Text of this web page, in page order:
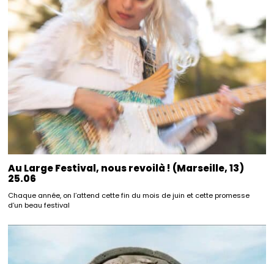
Au Large Festival, nous revoilà ! (Marseille, 13)
25.06
Chaque année, on l’attend cette fin du mois de juin et cette promesse
d’un beau festival